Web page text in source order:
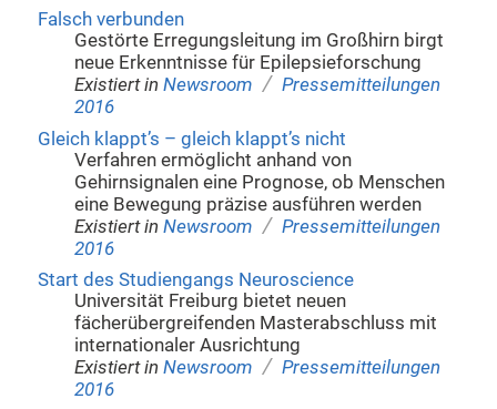
Falsch verbunden
Gestörte Erregungsleitung im Großhirn birgt
neue Erkenntnisse für Epilepsieforschung
Existiert in Newsroom / Pressemitteilungen
2016
Gleich klappt’s – gleich klappt’s nicht
Verfahren ermöglicht anhand von
Gehirnsignalen eine Prognose, ob Menschen
eine Bewegung präzise ausführen werden
Existiert in Newsroom / Pressemitteilungen
2016
Start des Studiengangs Neuroscience
Universität Freiburg bietet neuen
fächerübergreifenden Masterabschluss mit
internationaler Ausrichtung
Existiert in Newsroom / Pressemitteilungen
2016